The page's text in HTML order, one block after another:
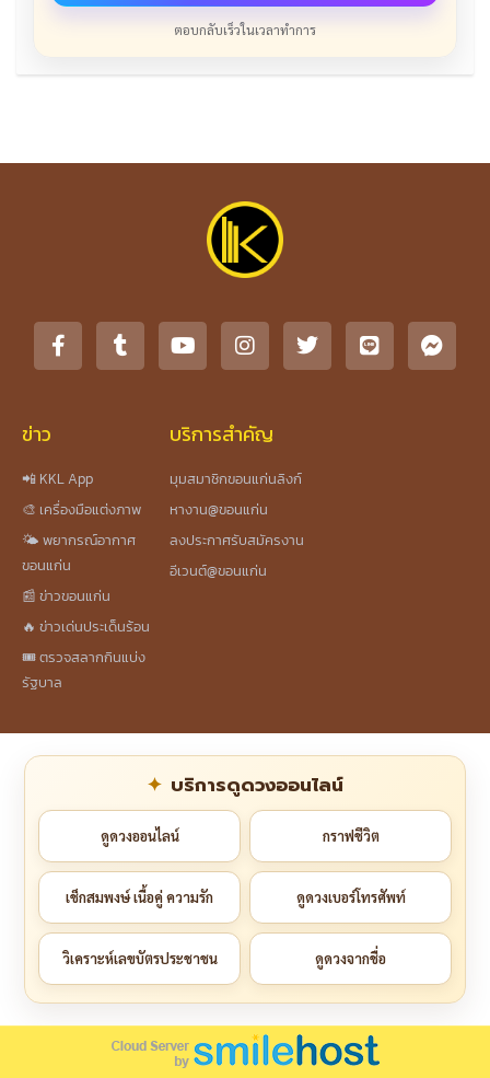
ตอบกลับเร็วในเวลาทำการ
ข่าว
📲 KKL App
🎨 เครื่องมือแต่งภาพ
🌤️ พยากรณ์อากาศ
ขอนแก่น
📰 ข่าวขอนแก่น
🔥 ข่าวเด่นประเด็นร้อน
🎟️ ตรวจสลากกินแบ่ง
รัฐบาล
บริการสำคัญ
มุมสมาชิกขอนแก่นลิงก์
หางาน@ขอนแก่น
ลงประกาศรับสมัครงาน
อีเวนต์@ขอนแก่น
บริการดูดวงออนไลน์
ดูดวงออนไลน์ กราฟชีวิต
เช็กสมพงษ์ เนื้อคู่ ความรัก ดูดวงเบอร์โทรศัพท์
วิเคราะห์เลขบัตรประชาชน ดูดวงจากชื่อ